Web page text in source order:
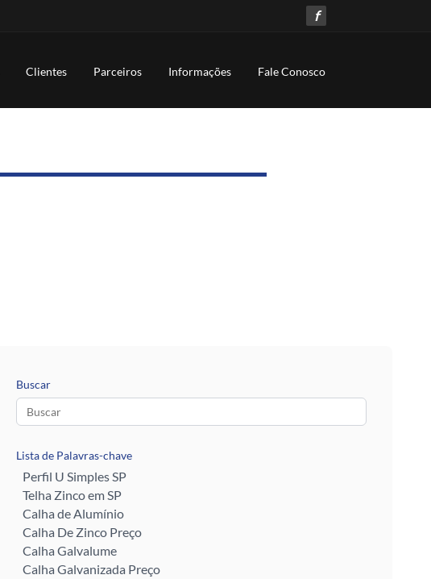
f
Clientes Parceiros Informações Fale Conosco
Buscar
Lista de Palavras-chave
Perfil U Simples SP
Telha Zinco em SP
Calha de Alumínio
Calha De Zinco Preço
Calha Galvalume
Calha Galvanizada Preço